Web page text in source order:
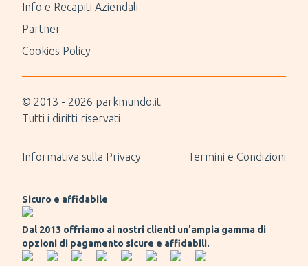
Info e Recapiti Aziendali
Partner
Cookies Policy
© 2013 - 2026 parkmundo.it
Tutti i diritti riservati
Informativa sulla Privacy Termini e Condizioni
Sicuro e affidabile
Dal 2013 offriamo ai nostri clienti un'ampia gamma di
opzioni di pagamento sicure e affidabili.